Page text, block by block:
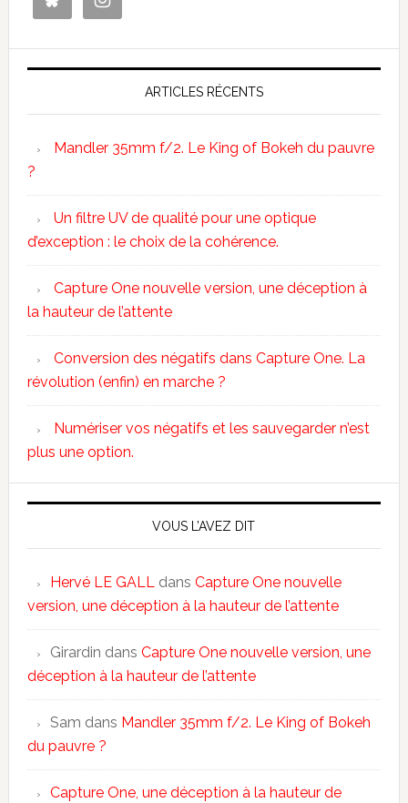
ARTICLES RÉCENTS
Mandler 35mm f/2. Le King of Bokeh du pauvre
?
Un filtre UV de qualité pour une optique
d’exception : le choix de la cohérence.
Capture One nouvelle version, une déception à
la hauteur de l’attente
Conversion des négatifs dans Capture One. La
révolution (enfin) en marche ?
Numériser vos négatifs et les sauvegarder n’est
plus une option.
VOUS L’AVEZ DIT
Hervé LE GALLdans Capture One nouvelle
version, une déception à la hauteur de l’attente
Girardin dans Capture One nouvelle version, une
déception à la hauteur de l’attente
Sam dans Mandler 35mm f/2. Le King of Bokeh
du pauvre ?
Capture One, une déception à la hauteur de